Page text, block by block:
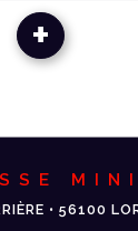
+
MINI
• 56100